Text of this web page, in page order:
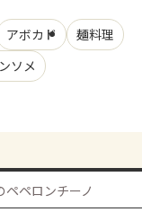
アボカド
麺料理
ソメ
ペロンチーノ